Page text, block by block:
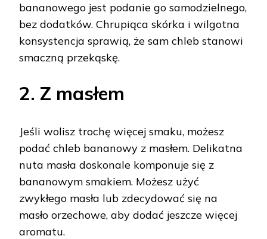
bananowego jest podanie go samodzielnego,
bez dodatków. Chrupiąca skórka i wilgotna
konsystencja sprawią, że sam chleb stanowi
smaczną przekąskę.
2. Z masłem
Jeśli wolisz trochę więcej smaku, możesz
podać chleb bananowy z masłem. Delikatna
nuta masła doskonale komponuje się z
bananowym smakiem. Możesz użyć
zwykłego masła lub zdecydować się na
masło orzechowe, aby dodać jeszcze więcej
aromatu.